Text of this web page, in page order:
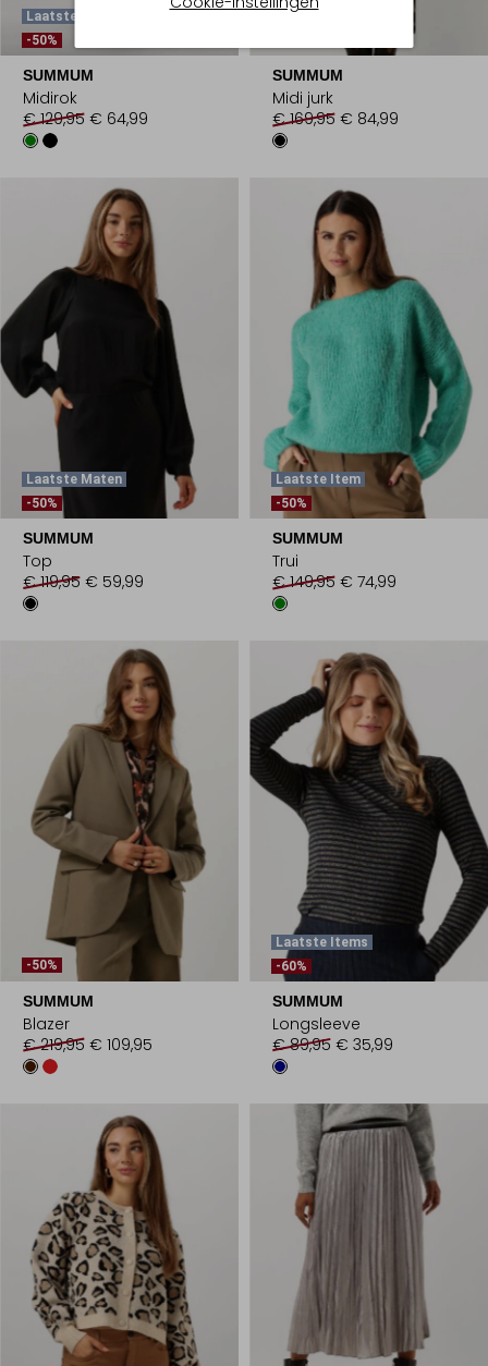
Laatste Items
-50%
SUMMUM
Midirok
€ 129,95 € 64,99
SUMMUM
Midi jurk
€ 169,95 € 84,99
Laatste Maten
-50%
SUMMUM
Top
€ 119,95 € 59,99
Laatste Item
-50%
SUMMUM
Trui
€ 149,95 € 74,99
-50%
SUMMUM
Blazer
€ 219,95 € 109,95
Laatste Items
-60%
SUMMUM
Longsleeve
€ 89,95 € 35,99